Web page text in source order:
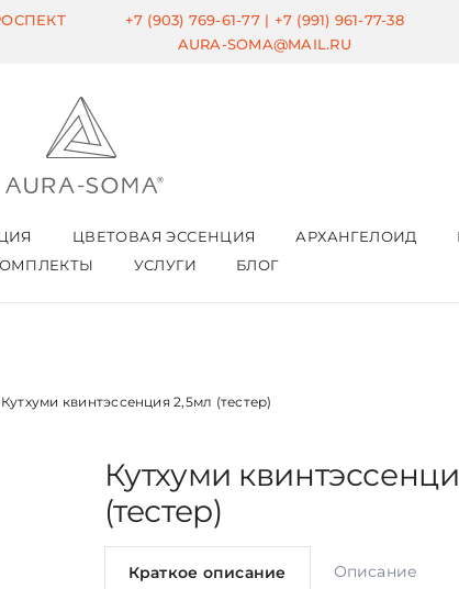
+7 (903) 769-61-77 | +7 (991) 961-77-38
AURA-SOMA@MAIL.RU
ЦВЕТОВАЯ ЭССЕНЦИЯ АРХАНГЕЛОИД
УСЛУГИ БЛОГ
Кутхуми квинтэссенция 2,5мл (тестер)
Кутхуми
(тестер)
Краткое описание Описание